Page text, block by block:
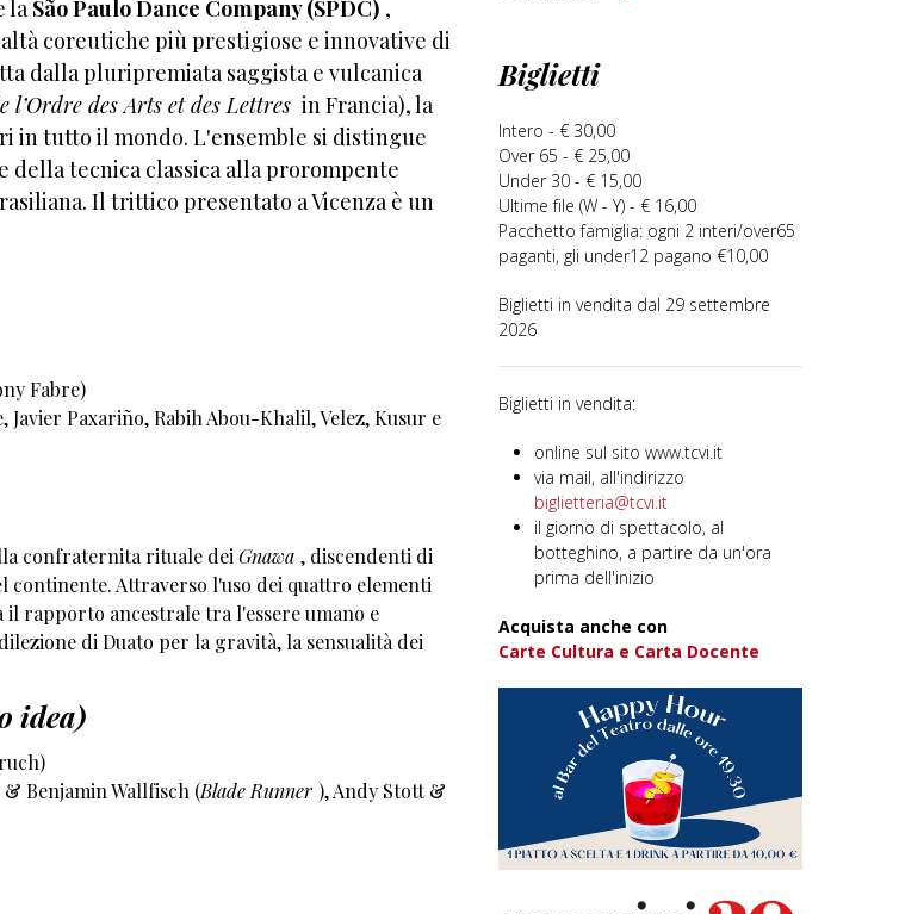
laSão Paulo Dance Company (SPDC) ,
coreutiche più prestigiose e innovative di
dalla pluripremiata saggista e vulcanica
l’Ordre des Arts et des Lettres in Francia), la
in tutto il mondo. L'ensemble si distingue
tecnica classica alla prorompente
Il trittico presentato a Vicenza è un
Fabre)
Paxariño, Rabih Abou-Khalil, Velez, Kusur e
confraternita rituale dei Gnawa , discendenti di
Attraverso l'uso dei quattro elementi
rapporto ancestrale tra l'essere umano e
di Duato per la gravità, la sensualità dei
idea)
Benjamin Wallfisch (Blade Runner ), Andy Stott &
Biglietti
Intero - € 30,00
Over 65 - € 25,00
Under 30 - € 15,00
Ultime file (W - Y) - € 16,00
Pacchetto famiglia: ogni 2 interi/over65
paganti, gli under12 pagano €10,00
Biglietti in vendita dal 29 settembre
2026
Biglietti in vendita:
online sul sito www.tcvi.it
via mail, all'indirizzo
biglietteria@tcvi.it
il giorno di spettacolo, al
botteghino, a partire da un'ora
prima dell'inizio
Acquista anche con
Carte Cultura e Carta Docente